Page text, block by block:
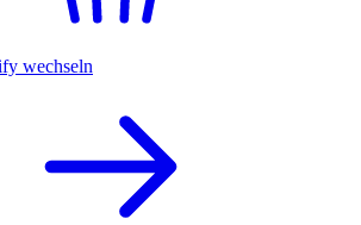
wechseln